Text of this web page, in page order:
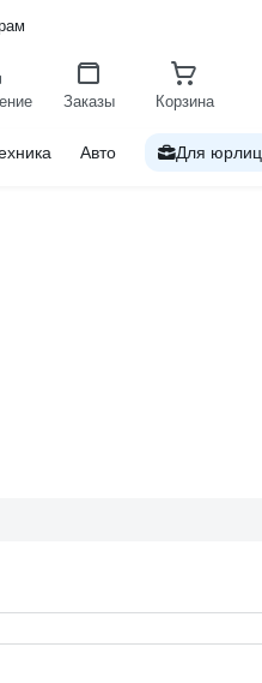
Заказы Корзина
Авто Для юрлиц